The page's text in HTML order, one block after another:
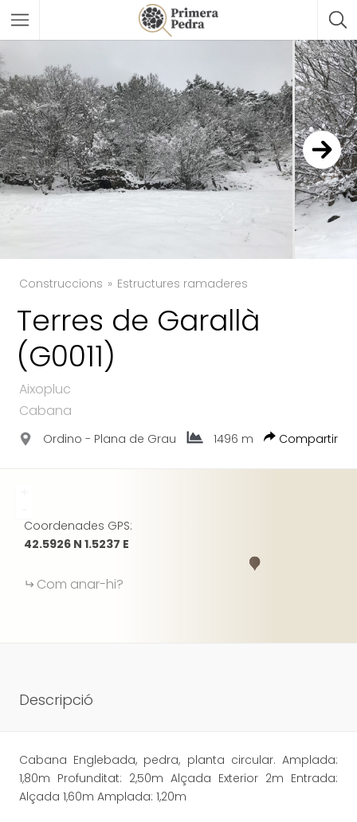
Construccions Estructures ramaderes
Terres de Garallà
(G0011)
Aixopluc
Cabana
Ordino - Plana de Grau 1496 m Compartir
TWITTER
Coordenades GPS:
42.5926 N 1.5237 E
Com anar-hi?
Descripció
Cabana Englebada, pedra, planta circular. Amplada:
1,80m Profunditat: 2,50m Alçada Exterior 2m Entrada:
Alçada 1,60m Amplada: 1,20m